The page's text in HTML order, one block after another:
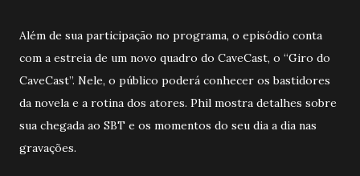
Além de sua participação no programa, o episódio conta
com a estreia de um novo quadro do CaveCast, o “Giro do
CaveCast”. Nele, o público poderá conhecer os bastidores
da novela e a rotina dos atores. Phil mostra detalhes sobre
sua chegada ao SBT e os momentos do seu dia a dia nas
gravações.